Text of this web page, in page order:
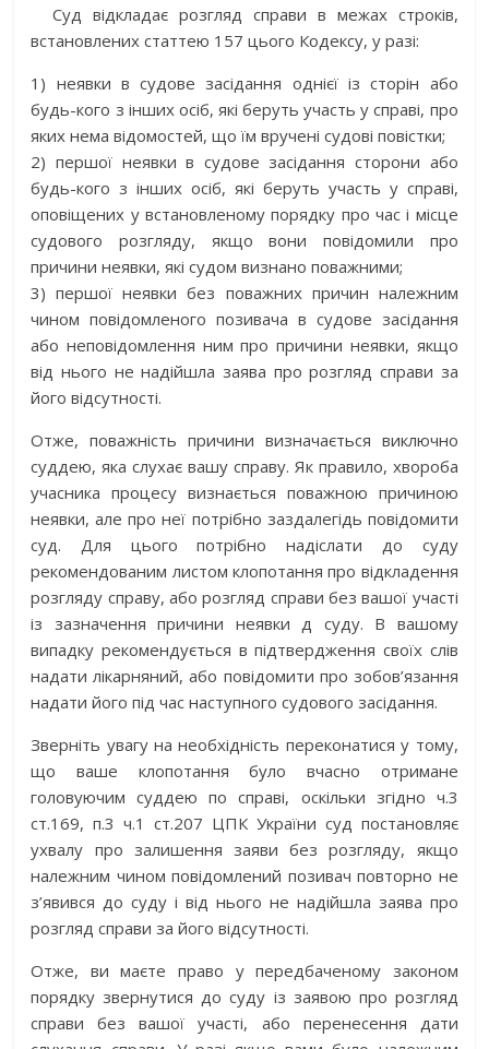
Суд відкладає розгляд справи в межах строків,
встановлених статтею 157 цього Кодексу, у разі:
1) неявки в судове засідання однієї із сторін або
будь-кого з інших осіб, які беруть участь у справі, про
яких нема відомостей, що їм вручені судові повістки;
2) першої неявки в судове засідання сторони або
будь-кого з інших осіб, які беруть участь у справі,
оповіщених у встановленому порядку про час і місце
судового розгляду, якщо вони повідомили про
причини неявки, які судом визнано поважними;
3) першої неявки без поважних причин належним
чином повідомленого позивача в судове засідання
або неповідомлення ним про причини неявки, якщо
від нього не надійшла заява про розгляд справи за
його відсутності.
Отже, поважність причини визначається виключно
суддею, яка слухає вашу справу. Як правило, хвороба
учасника процесу визнається поважною причиною
неявки, але про неї потрібно заздалегідь повідомити
суд. Для цього потрібно надіслати до суду
рекомендованим листом клопотання про відкладення
розгляду справу, або розгляд справи без вашої участі
із зазначення причини неявки д суду. В вашому
випадку рекомендується в підтвердження своїх слів
надати лікарняний, або повідомити про зобов’язання
надати його під час наступного судового засідання.
Зверніть увагу на необхідність переконатися у тому,
що ваше клопотання було вчасно отримане
головуючим суддею по справі, оскільки згідно ч.3
ст.169, п.3 ч.1 ст.207 ЦПК України суд постановляє
ухвалу про залишення заяви без розгляду, якщо
належним чином повідомлений позивач повторно не
з’явився до суду і від нього не надійшла заява про
розгляд справи за його відсутності.
Отже, ви маєте право у передбаченому законом
порядку звернутися до суду із заявою про розгляд
справи без вашої участі, або перенесення дати